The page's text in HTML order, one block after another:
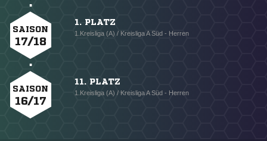
SAISON
17/18
1. PLATZ
1.Kreisliga (A) / Kreisliga A Süd - Herren
SAISON
16/17
11. PLATZ
1.Kreisliga (A) / Kreisliga A Süd - Herren